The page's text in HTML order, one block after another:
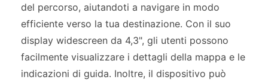
del percorso, aiutandoti a navigare in modo
efficiente verso la tua destinazione. Con il suo
display widescreen da 4,3", gli utenti possono
facilmente visualizzare i dettagli della mappa e le
indicazioni di guida. Inoltre, il dispositivo può